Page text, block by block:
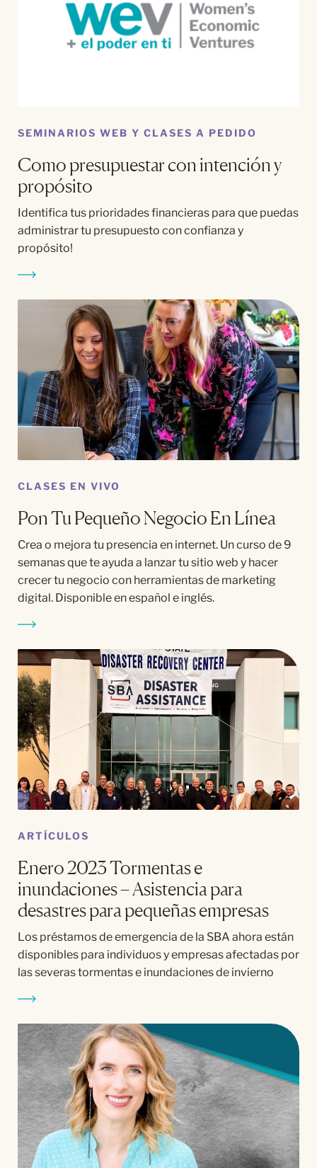
SEMINARIOS WEB Y CLASES A PEDIDO
Como presupuestar con intención y
propósito
Identifica tus prioridades financieras para que puedas
administrar tu presupuesto con confianza y
propósito!
CLASES EN VIVO
Pon Tu Pequeño Negocio En Línea
Crea o mejora tu presencia en internet. Un curso de 9
semanas que te ayuda a lanzar tu sitio web y hacer
crecer tu negocio con herramientas de marketing
digital. Disponible en español e inglés.
ARTÍCULOS
Enero 2023 Tormentas e
inundaciones – Asistencia para
desastres para pequeñas empresas
Los préstamos de emergencia de la SBA ahora están
disponibles para individuos y empresas afectadas por
las severas tormentas e inundaciones de invierno